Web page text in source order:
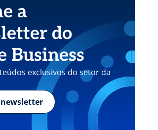
a
do
Business
exclusivos do setor da